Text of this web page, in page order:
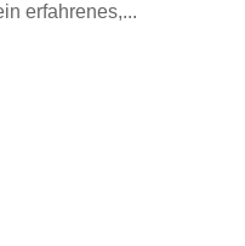
erfahrenes,...